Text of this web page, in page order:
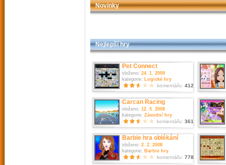
Novinky
Nejlepší hry
Pet Connect
vloženo: 24. 1. 2009
kategorie: Logické hry
komentářu: 412
Carcan Racing
vloženo: 12. 5. 2008
kategorie: Závodní hry
komentářu: 361
Barbie hra oblékání
vloženo: 2. 2. 2008
kategorie: Barbie hry
komentářu: 778